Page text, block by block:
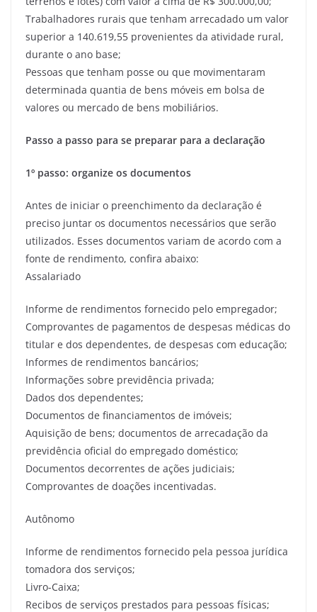
Trabalhadores rurais que tenham arrecadado um valor
superior a 140.619,55 provenientes da atividade rural,
durante o ano base;
Pessoas que tenham posse ou que movimentaram
determinada quantia de bens móveis em bolsa de
valores ou mercado de bens mobiliários.
Passo a passo para se preparar para a declaração
1º passo: organize os documentos
Antes de iniciar o preenchimento da declaração é
preciso juntar os documentos necessários que serão
utilizados. Esses documentos variam de acordo com a
fonte de rendimento, confira abaixo:
Assalariado
Informe de rendimentos fornecido pelo empregador;
Comprovantes de pagamentos de despesas médicas do
titular e dos dependentes, de despesas com educação;
Informes de rendimentos bancários;
Informações sobre previdência privada;
Dados dos dependentes;
Documentos de financiamentos de imóveis;
Aquisição de bens; documentos de arrecadação da
previdência oficial do empregado doméstico;
Documentos decorrentes de ações judiciais;
Comprovantes de doações incentivadas.
Autônomo
Informe de rendimentos fornecido pela pessoa jurídica
tomadora dos serviços;
Livro-Caixa;
Recibos de serviços prestados para pessoas físicas;